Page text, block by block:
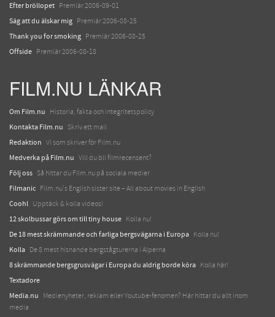
Efter bröllopet Premiär 2006-09-01
Säg att du älskar mig Premiär 2006-08-25
Thank you for smoking Premiär 2006-08-25
Offside Premiär 2006-08-18
FILM.NU LÄNKAR
Om Film.nu Historia, fakta och integritetspolicy
Kontakta Film.nu Skriv ett mail
Redaktion Vi som skriver för Film.nu
Medverka på Film.nu Vill du bli filmrecensent?
Följ oss Så hittar du Film.nu på sociala medier
Filmanic Film.nu's English sister site – All about movies in English
Coohl Upptäck & kolla videos!
12 skolbussar görs om till tiny house Kolla nu!
De 18 mest skrämmande och farliga bergsvägarna i Europa Kolla nu!
Kolla De 8 mest hisnande bergstågturerna i Alperna
8 skrämmande bergsgrusvägar i Europa du aldrig borde köra Kolla här!
Textadore
Media.nu
Medienyheter, reklam eller Youtube-fenomen? Här hittar du allt inom
media